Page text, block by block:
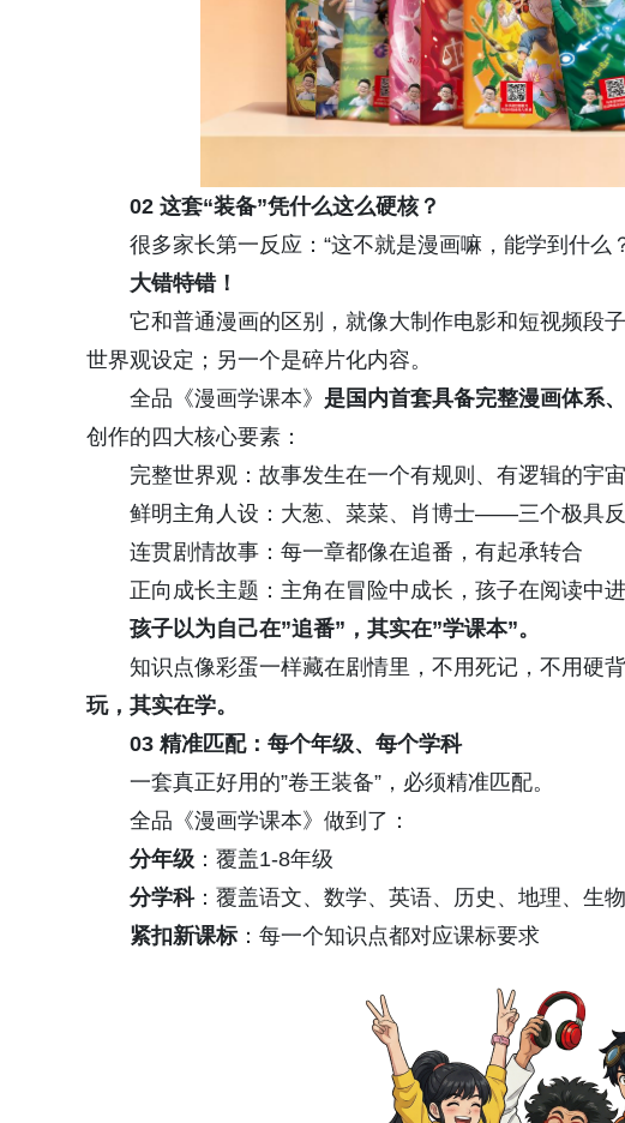
02 这套“装备”凭什么这么硬核？
很多家长第一反应：“这不就是漫画嘛，能学到什么
大错特错！
它和普通漫画的区别，就像大制作电影和短视频
世界观设定；另一个是碎片化内容。
全品《漫画学课本》 是国内首套具备完整漫画体系
创作的四大核心要素：
完整世界观：故事发生在一个有规则、有逻辑的宇
鲜明主角人设：大葱、菜菜、肖博士——三个极具
连贯剧情故事：每一章都像在追番，有起承转合
正向成长主题：主角在冒险中成长，孩子在阅读中
孩子以为自己在”追番”，其实在”学课本”。
知识点像彩蛋一样藏在剧情里，不用死记，不用硬背
玩，其实在学。
03 精准匹配：每个年级、每个学科
一套真正好用的”卷王装备”，必须精准匹配。
全品《漫画学课本》做到了：
分年级 ：覆盖1-8年级
分学科：覆盖语文、数学、英语、历史、地理、生
紧扣新课标：每一个知识点都对应课标要求